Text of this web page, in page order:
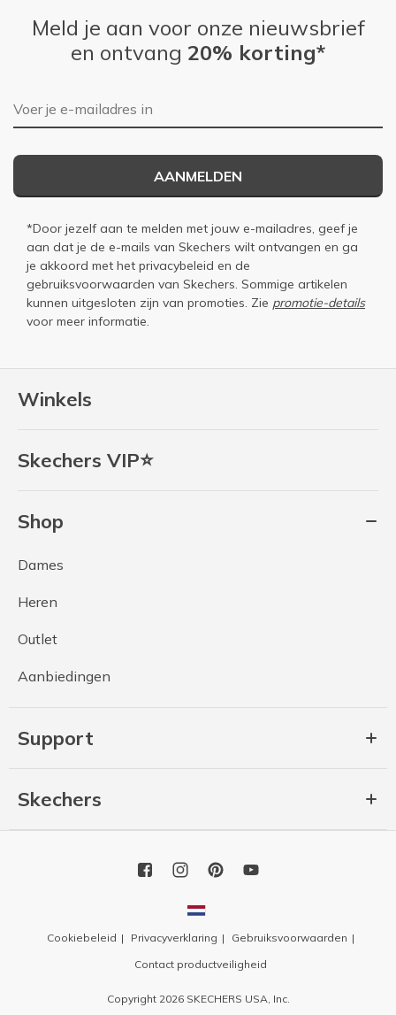
Winkels
Skechers VIP⭐
Shop
Dames
Heren
Outlet
Aanbiedingen
Support
Skechers
Meld je aan voor onze nieuwsbrief
en ontvang 20% korting*
E-mailadres
AANMELDEN
*Door jezelf aan te melden met jouw e-mailadres, geef je
aan dat je de e-mails van Skechers wilt ontvangen en ga
je akkoord met het privacybeleid en de
gebruiksvoorwaarden van Skechers. Sommige artikelen
kunnen uitgesloten zijn van promoties. Zie promotie-details
voor meer informatie.
Cookiebeleid Privacyverklaring
Gebruiksvoorwaarden
Contact productveiligheid
Copyright 2026 SKECHERS USA, Inc.